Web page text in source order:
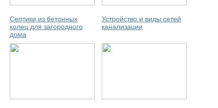
Септики из бетонных
колец для загородного
дома
Устройство и виды сетей
канализации